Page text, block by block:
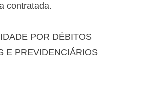
contratada.
POR DÉBITOS
E PREVIDENCIÁRIOS